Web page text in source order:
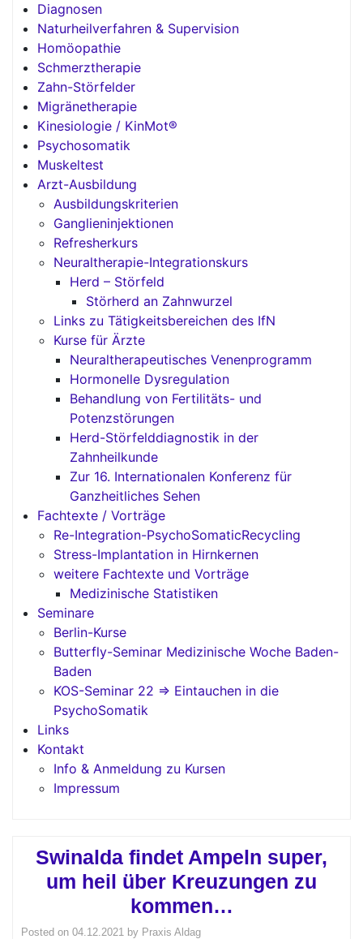
Diagnosen
Naturheilverfahren & Supervision
Homöopathie
Schmerztherapie
Zahn-Störfelder
Migränetherapie
Kinesiologie / KinMot®
Psychosomatik
Muskeltest
Arzt-Ausbildung
Ausbildungskriterien
Ganglieninjektionen
Refresherkurs
Neuraltherapie-Integrationskurs
Herd – Störfeld
Störherd an Zahnwurzel
Links zu Tätigkeitsbereichen des IfN
Kurse für Ärzte
Neuraltherapeutisches Venenprogramm
Hormonelle Dysregulation
Behandlung von Fertilitäts- und
Potenzstörungen
Herd-Störfelddiagnostik in der
Zahnheilkunde
Zur 16. Internationalen Konferenz für
Ganzheitliches Sehen
Fachtexte / Vorträge
Re-Integration-PsychoSomaticRecycling
Stress-Implantation in Hirnkernen
weitere Fachtexte und Vorträge
Medizinische Statistiken
Seminare
Berlin-Kurse
Butterfly-Seminar Medizinische Woche Baden-
Baden
KOS-Seminar 22 => Eintauchen in die
PsychoSomatik
Links
Kontakt
Info & Anmeldung zu Kursen
Impressum
Swinalda findet Ampeln super,
um heil über Kreuzungen zu
kommen…
Posted on 04.12.2021 by Praxis Aldag